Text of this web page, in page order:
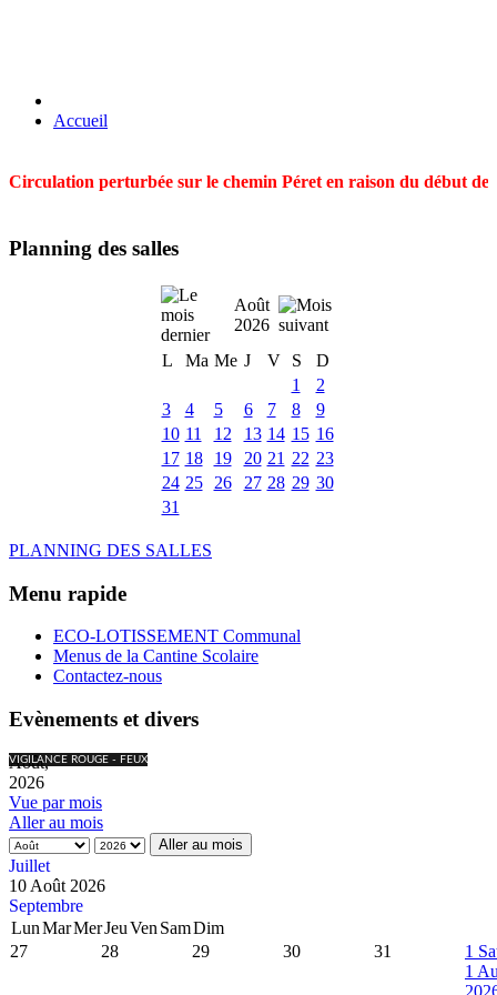
Accueil
Circulation perturbée sur le chemin Péret en raison du début
Planning des salles
Août
2026
L
Ma Me J V S
D
1
2
3
4 5 6 7 8
9
10 11 12 13 14 15 16
17 18 19 20 21 22 23
24 25 26 27 28 29 30
31
PLANNING DES SALLES
Menu rapide
ECO-LOTISSEMENT Communal
Menus de la Cantine Scolaire
Contactez-nous
Evènements et divers
VIGILANCE ROUGE - FEUX
Août,
2026
Vue par mois
Aller au mois
Aller au mois
Juillet
10 Août 2026
Septembre
LunMarMerJeuVen SamDim
27
28 29 30 31 1
1